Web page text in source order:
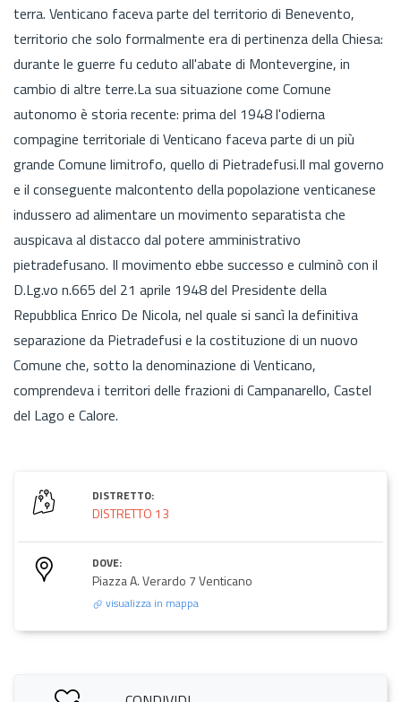
terra. Venticano faceva parte del territorio di Benevento,
territorio che solo formalmente era di pertinenza della Chiesa:
durante le guerre fu ceduto all'abate di Montevergine, in
cambio di altre terre.La sua situazione come Comune
autonomo è storia recente: prima del 1948 l'odierna
compagine territoriale di Venticano faceva parte di un più
grande Comune limitrofo, quello di Pietradefusi.Il mal governo
e il conseguente malcontento della popolazione venticanese
indussero ad alimentare un movimento separatista che
auspicava al distacco dal potere amministrativo
pietradefusano. Il movimento ebbe successo e culminò con il
D.Lg.vo n.665 del 21 aprile 1948 del Presidente della
Repubblica Enrico De Nicola, nel quale si sancì la definitiva
separazione da Pietradefusi e la costituzione di un nuovo
Comune che, sotto la denominazione di Venticano,
comprendeva i territori delle frazioni di Campanarello, Castel
del Lago e Calore.
DISTRETTO:
DISTRETTO 13
DOVE:
Piazza A. Verardo 7 Venticano
visualizza in mappa